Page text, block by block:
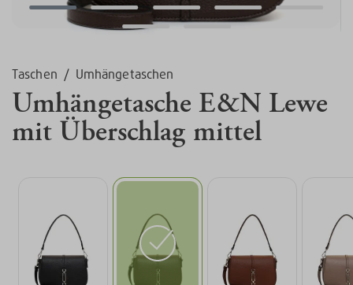
Taschen / Umhängetaschen
Umhängetasche E&N Lewe
mit Überschlag mittel